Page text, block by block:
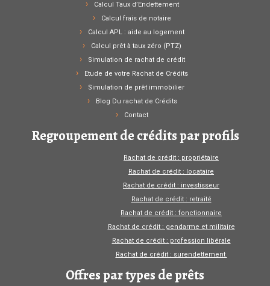
Calcul Taux d’Endettement
Calcul frais de notaire
Calcul APL : aide au logement
Calcul prêt à taux zéro (PTZ)
Simulation de rachat de crédit
Etude de votre Rachat de Crédits
Simulation de prêt immobilier
Blog Du rachat de Crédits
Contact
Regroupement de crédits par profils
Rachat de crédit : propriétaire
Rachat de crédit : locataire
Rachat de crédit : investisseur
Rachat de crédit : retraité
Rachat de crédit : fonctionnaire
Rachat de crédit : gendarme et militaire
Rachat de crédit : profession libérale
Rachat de crédit : surendettement
Offres par types de prêts